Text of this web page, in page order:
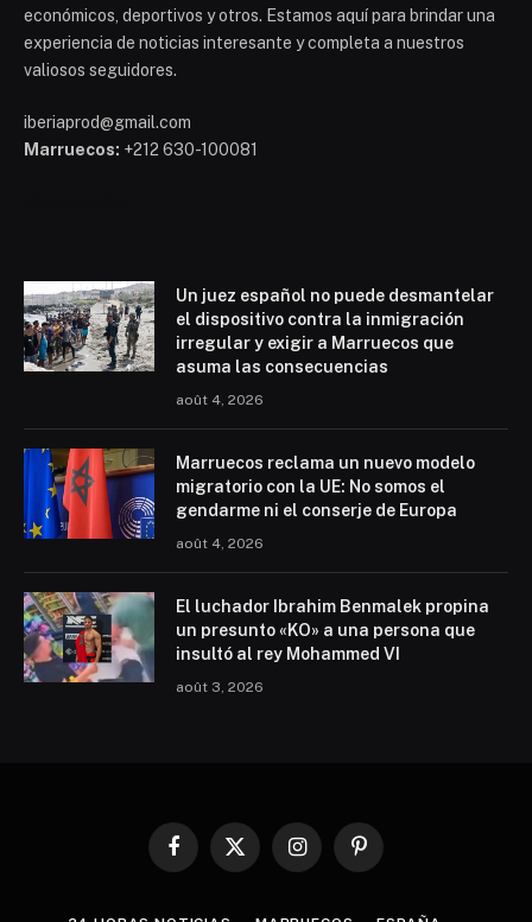
económicos, deportivos y otros. Estamos aquí para brindar una
experiencia de noticias interesante y completa a nuestros
valiosos seguidores.
iberiaprod@gmail.com
Marruecos: +212 630-100081
Un juez español no puede desmantelar
el dispositivo contra la inmigración
irregular y exigir a Marruecos que
asuma las consecuencias
août 4, 2026
Marruecos reclama un nuevo modelo
migratorio con la UE: No somos el
gendarme ni el conserje de Europa
août 4, 2026
El luchador Ibrahim Benmalek propina
un presunto «KO» a una persona que
insultó al rey Mohammed VI
août 3, 2026
Facebook
X
InstagramPinterest